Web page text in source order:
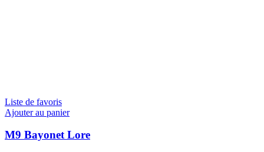
Liste de favoris
Ajouter au panier
M9 Bayonet Lore